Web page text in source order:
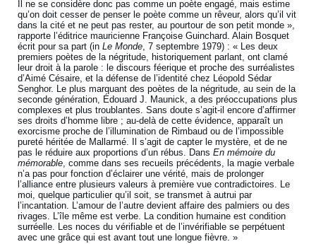
Il ne se considère donc pas comme un poète engagé, mais estime
qu’on doit cesser de penser le poète comme un rêveur, alors qu’il vit
dans la cité et ne peut pas rester, au pourtour de son petit monde »,
rapporte l’éditrice mauricienne Françoise Guinchard. Alain Bosquet
écrit pour sa part (inLe Monde, 7 septembre 1979) : « Les deux
premiers poètes de la négritude, historiquement parlant, ont clamé
leur droit à la parole : le discours féerique et proche des surréalistes
d’Aimé Césaire, et la défense de l’identité chez Léopold Sédar
Senghor. Le plus marquant des poètes de la négritude, au sein de la
seconde génération, Édouard J. Maunick, a des préoccupations plus
complexes et plus troublantes. Sans doute s’agit-il encore d’affirmer
ses droits d’homme libre ; au-delà de cette évidence, apparaît un
exorcisme proche de l’illumination de Rimbaud ou de l’impossible
pureté héritée de Mallarmé. Il s’agit de capter le mystère, et de ne
pas le réduire aux proportions d’un rébus. DansEn mémoire du
mémorable, comme dans ses recueils précédents, la magie verbale
n’a pas pour fonction d’éclairer une vérité, mais de prolonger
l’alliance entre plusieurs valeurs à première vue contradictoires. Le
moi, quelque particulier qu’il soit, se transmet à autrui par
l’incantation. L’amour de l’autre devient affaire des palmiers ou des
rivages. L’île même est verbe. La condition humaine est condition
surréelle. Les noces du vérifiable et de l’invérifiable se perpétuent
avec une grâce qui est avant tout une longue fièvre. »